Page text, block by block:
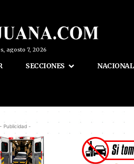
agosto 7, 2026
SECCIONES NACIONAL
- Publicidad -